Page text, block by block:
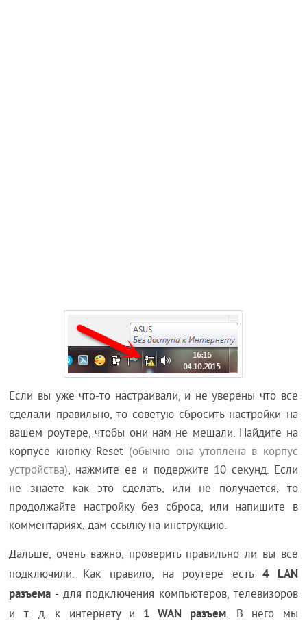
Если вы уже что-то настраивали, и не уверены что все
сделали правильно, то советую сбросить настройки на
вашем роутере, чтобы они нам не мешали. Найдите на
корпусе кнопку Reset (обычно она утоплена в корпус
устройства), нажмите ее и подержите 10 секунд. Если
не знаете как это сделать, или не получается, то
продолжайте настройку без сброса, или напишите в
комментариях, дам ссылку на инструкцию.
Дальше, очень важно, проверить правильно ли вы все
подключили. Как правило, на роутере есть 4 LAN
разъема - для подключения компьютеров, телевизоров
и т. д. к интернету и 1 WAN разъем. В него мы